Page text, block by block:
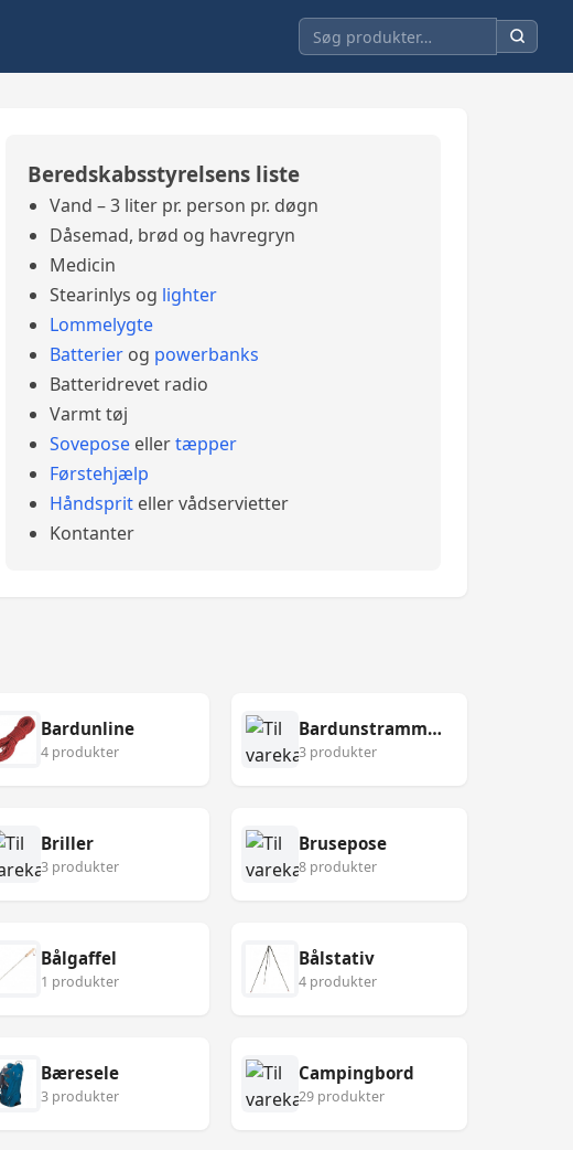
Beredskabsstyrelsens liste
Vand – 3 liter pr. person pr. døgn
Dåsemad, brød og havregryn
Medicin
Stearinlys og lighter
Lommelygte
Batterier og powerbanks
Batteridrevet radio
Varmt tøj
Sovepose ellertæpper
Førstehjælp
Håndsprit eller vådservietter
Kontanter
Bardunline
4 produkter
Bardunstrammer
3 produkter
Briller
3 produkter
Brusepose
8 produkter
Bålgaffel
1 produkter
Bålstativ
4 produkter
Bæresele
3 produkter
Campingbord
29 produkter